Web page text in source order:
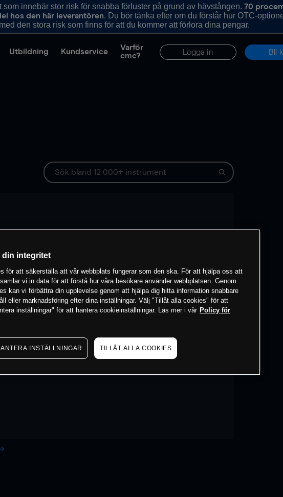
innebär stor risk för snabba förluster på grund av hävstången. 70
hos den här leverantören. Du bör tänka efter om du förstår hur OTC-
den stora risk som finns för att du kommer att förlora dina pengar.
Utbildning Kundservice
Varför
cmc?
Logga in Bli
din integritet
för att säkerställa att vår webbplats fungerar som den ska. För att hjälpa oss att
vi in data för att förstå hur våra besökare använder webbplatsen. Genom
kan vi förbättra din upplevelse genom att hjälpa dig hitta information snabbare
eller marknadsföring efter dina inställningar. Välj "Tillåt alla cookies" för att
inställningar" för att hantera cookieinställningar. Läs mer i vår Policy för
INSTÄLLNINGAR TILLÅT ALLA COOKIES